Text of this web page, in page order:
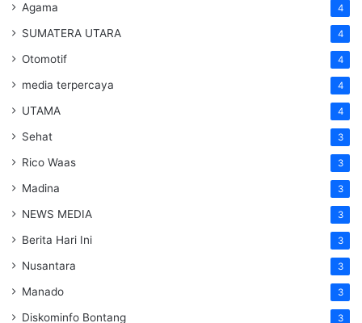
Agama 4
SUMATERA UTARA 4
Otomotif 4
media terpercaya 4
UTAMA 4
Sehat 3
Rico Waas 3
Madina 3
NEWS MEDIA 3
Berita Hari Ini 3
Nusantara 3
Manado 3
Diskominfo Bontang 3